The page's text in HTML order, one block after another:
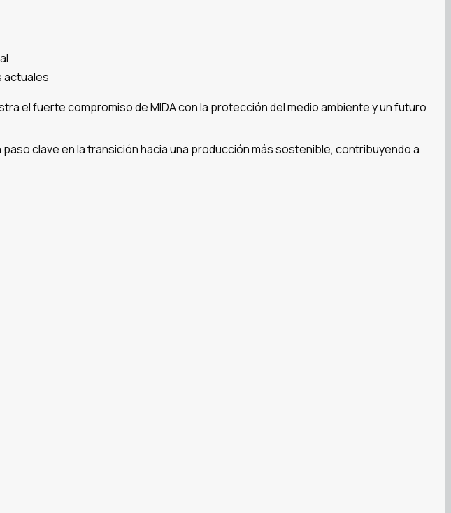
actuales
el fuerte compromiso de MIDA con la protección del medio ambiente y un futuro
clave en la transición hacia una producción más sostenible, contribuyendo a